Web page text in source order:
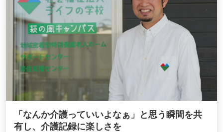
「なんか介護っていいよなぁ」と思う瞬間を共
有し、介護記録に楽しさを